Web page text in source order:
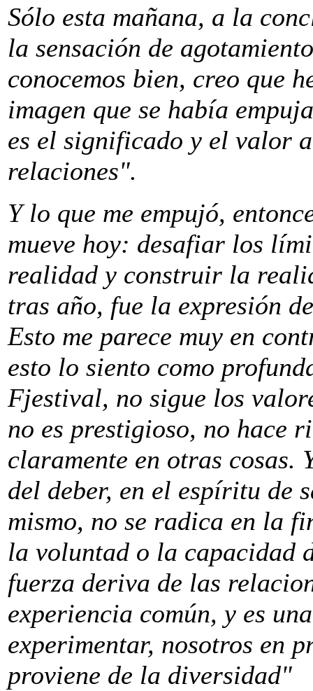
Sólo esta mañana, a la
la sensación de
conocemos bien, creo que
imagen que se había
es el significado y el valor
relaciones".
Y lo que me empujó,
mueve hoy: desafiar los
realidad y construir la
tras año, fue la expresión
Esto me parece muy en
esto lo siento como
Fjestival, no sigue los
no es prestigioso, no hace
claramente en otras cosas.
del deber, en el espíritu de
mismo, no se radica en la
la voluntad o la capacidad
fuerza deriva de las
experiencia común, y es
experimentar, nosotros en
proviene de la diversidad"